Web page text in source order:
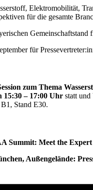
Elektromobilität,
für die gesamte
Gemeinschaftstand
für
zum Thema
15:30 – 17:00 Uhr statt
Stand E30.
Summit: Meet the
Außengelände: